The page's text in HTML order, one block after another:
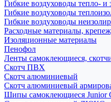
Гибкие воздуховоды тепло- и
Гибкие воздуховоды
Гибкие воздуховоды
Расходные материалы,
Изоляционные материалы
Пенофол
Ленты самоклеющиеся,
Скотч ПВХ
Скотч алюминиевый
Скотч алюминиевый
Шипы самоклеющиеся Junior